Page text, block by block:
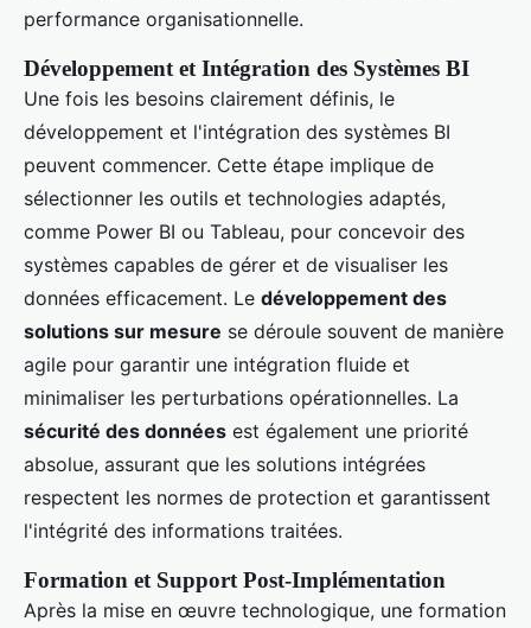
performance organisationnelle.
Développement et Intégration des Systèmes BI
Une fois les besoins clairement définis, le
développement et l'intégration des systèmes BI
peuvent commencer. Cette étape implique de
sélectionner les outils et technologies adaptés,
comme Power BI ou Tableau, pour concevoir des
systèmes capables de gérer et de visualiser les
données efficacement. Le développement des
solutions sur mesure se déroule souvent de manière
agile pour garantir une intégration fluide et
minimaliser les perturbations opérationnelles. La
sécurité des données est également une priorité
absolue, assurant que les solutions intégrées
respectent les normes de protection et garantissent
l'intégrité des informations traitées.
Formation et Support Post-Implémentation
Après la mise en œuvre technologique, une formation